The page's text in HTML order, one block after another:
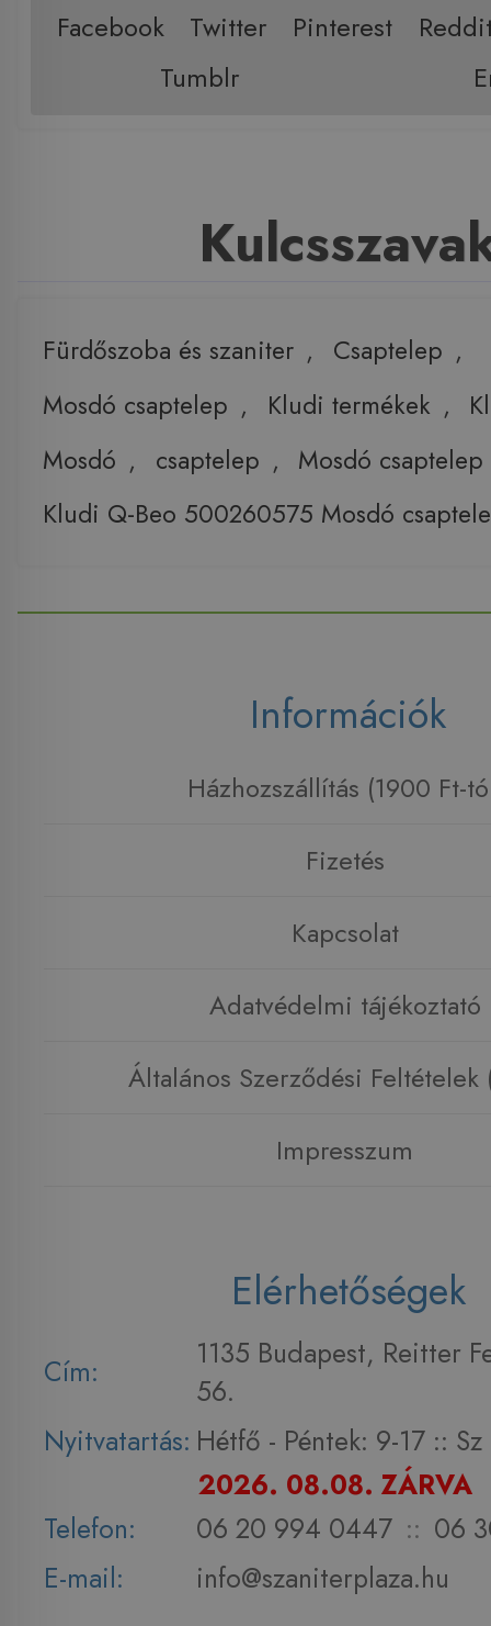
Facebook Twitter Pinterest
Tumblr
Fürdőszoba és szaniter , Csaptelep ,
Mosdó csaptelep , Kludi termékek ,
Mosdó , csaptelep , Mosdó csaptelep
Kludi Q-Beo 500260575 Mosdó
Információk
Házhozszállítás (1900 Ft-
Fizetés
Kapcsolat
Adatvédelmi tájékoztató
Általános Szerződési Feltételek
Impresszum
Elérhetőségek
Cím:
1135 Budapest, Reitter
56.
Nyitvatartás: Hétfő - Péntek: 9-17 :: Sz
2026. 08.08. ZÁRVA
Telefon:
06 20 994 0447 :: 06
E-mail:
info@szaniterplaza.hu